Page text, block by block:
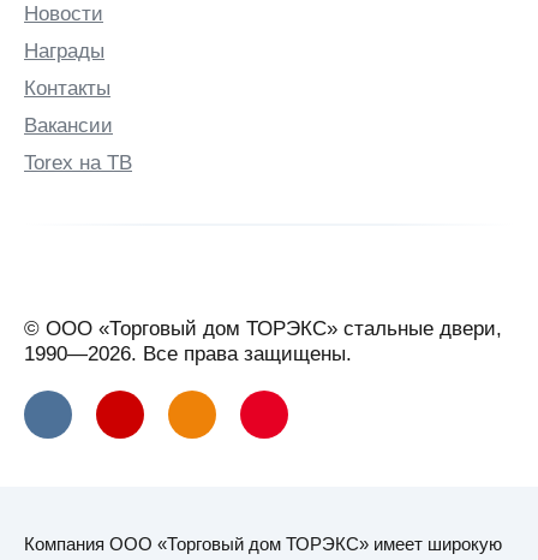
Новости
Награды
Контакты
Вакансии
Torex на ТВ
© ООО «Торговый дом ТОРЭКС» стальные двери,
1990—2026. Все права защищены.
Компания ООО «Торговый дом ТОРЭКС» имеет широкую